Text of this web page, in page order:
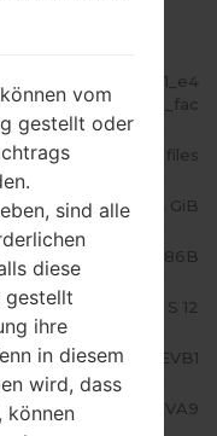
zod5gmv3_fac
4 files
7.4 GiB
Samsung SM-N986B
Android S 12
N986BXXS3EVB1
N986BOXM3EVA9
vom
gestellt oder
sind alle
diese
gestellt
ihre
in diesem
wird, dass
können